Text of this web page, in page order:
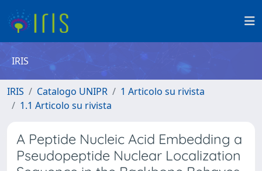
IRIS
IRIS Catalogo UNIPR
1 Articolo su rivista
1.1 Articolo su rivista
A Peptide Nucleic Acid Embedding a
Pseudopeptide Nuclear Localization